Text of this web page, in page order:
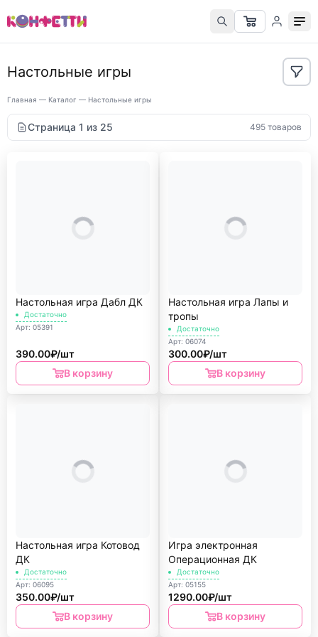
Настольные игры
Главная — Каталог — Настольные игры
Страница 1 из 25 495 товаров
Настольная игра Дабл ДК
Достаточно
Арт: 05391
390.00₽/шт
В корзину
Настольная игра Лапы и
тропы
Достаточно
Арт: 06074
300.00₽/шт
В корзину
Настольная игра Котовод
ДК
Достаточно
Арт: 06095
350.00₽/шт
В корзину
Игра электронная
Операционная ДК
Достаточно
Арт: 05155
1290.00₽/шт
В корзину